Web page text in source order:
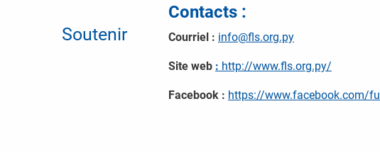
Soutenir
Contacts :
Courriel : info@fls.org.py
Site web : http://www.fls.org.py/
Facebook : https://www.facebook.com/